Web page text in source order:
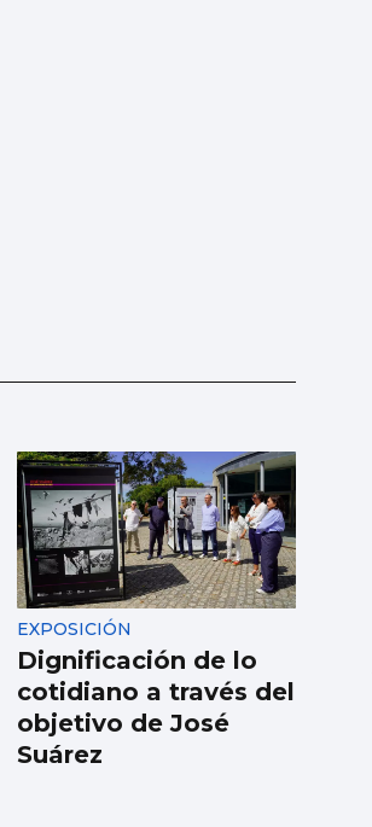
EXPOSICIÓN
Dignificación de lo
cotidiano a través del
objetivo de José
Suárez